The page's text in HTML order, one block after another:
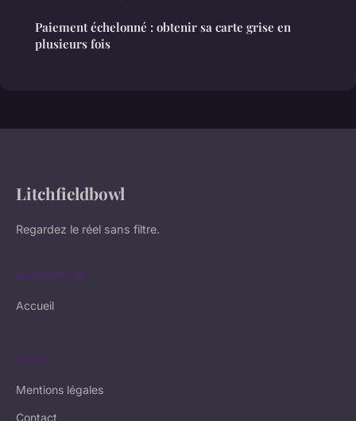
Paiement échelonné : obtenir sa carte grise en
plusieurs fois
Litchfieldbowl
Regardez le réel sans filtre.
NAVIGATION
Accueil
LÉGAL
Mentions légales
Contact